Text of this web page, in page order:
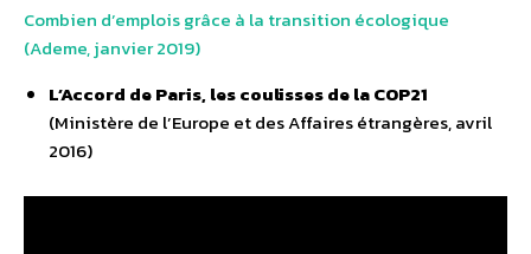
Combien d’emplois grâce à la transition écologique
(Ademe, janvier 2019)
L’Accord de Paris, les coulisses de la COP21
(Ministère de l’Europe et des Affaires étrangères, avril
2016)